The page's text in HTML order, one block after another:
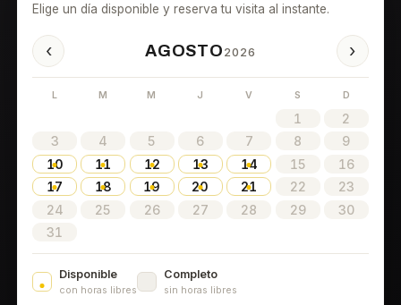
Elige un día disponible y reserva tu visita al instante.
‹ AGOSTO 2026 ›
L M M J V S D
1
2
3
4 5 6 7 8
9
10
11 12 13 14 15
16
17
18 19 20 21 22
23
24
25 26 27 28 29
30
31
Disponible
con horas libres
Completo
sin horas libres